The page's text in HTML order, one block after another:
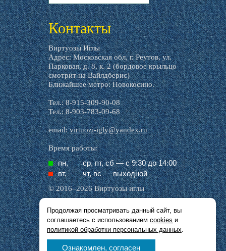
livemaster.ru
Контакты
Виртуозы Иглы
Адрес: Московская обл, г. Реутов, ул.
Парковая, д. 8, к. 2 (бордовое крыльцо
смотрит на Вайлдберис)
Ближайшее метро: Новокосино.
Тел.: 8-915-309-90-08
Тел.: 8-903-783-09-68
email:virtuozi-igly@yandex.ru
Время работы:
пн,
ср, пт, cб — с 9:30 до 14:00
вт,
чт, вс — выходной
© 2016–2026 Виртуозы иглы
Все названия производителей, символика и
описания, присутствующие в наших картинках
и тексте, используются исключительно в целях
идентификации.
Продолжая просматривать данный сайт, вы
соглашаетесь с использованием cookies и
политикой обработки персональных данных.
Ознакомлен, согласен